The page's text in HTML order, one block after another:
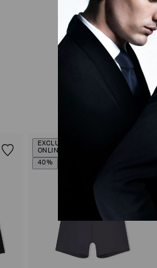
EXCLUSIVIDADE
ONLINE
40%